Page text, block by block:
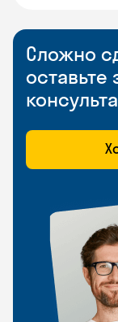
Сложно
оставьте